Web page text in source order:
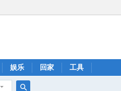
娱乐 回家 工具